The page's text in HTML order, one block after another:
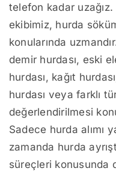
telefon kadar
ekibimiz, hurda
konularında
demir hurdası, eski
hurdası, kağıt
hurdası veya farklı
değerlendirilmesi
Sadece hurda alımı
zamanda hurda
süreçleri konusunda